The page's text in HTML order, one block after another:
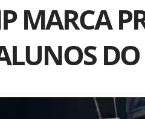
como ingressar na
Fale com um
Fiscal
MARCA
DO